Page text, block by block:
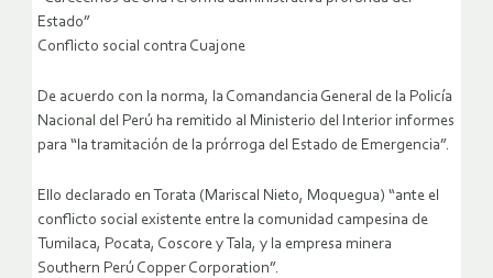
Estado”
Conflicto social contra Cuajone
De acuerdo con la norma, la Comandancia General de la Policía
Nacional del Perú ha remitido al Ministerio del Interior informes
para “la tramitación de la prórroga del Estado de Emergencia”.
Ello declarado en Torata (Mariscal Nieto, Moquegua) “ante el
conflicto social existente entre la comunidad campesina de
Tumilaca, Pocata, Coscore y Tala, y la empresa minera
Southern Perú Copper Corporation”.